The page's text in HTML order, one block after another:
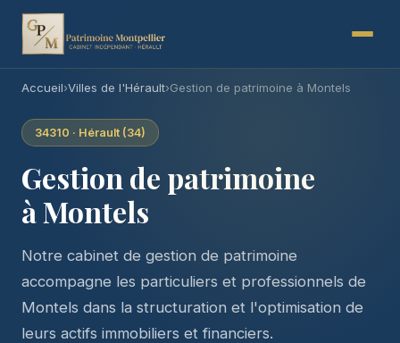
Accueil›Villes de l'Hérault›Gestion de patrimoine à Montels
34310 · Hérault (34)
Gestion de patrimoine
à Montels
Notre cabinet de gestion de patrimoine
accompagne les particuliers et professionnels de
Montels dans la structuration et l'optimisation de
leurs actifs immobiliers et financiers.